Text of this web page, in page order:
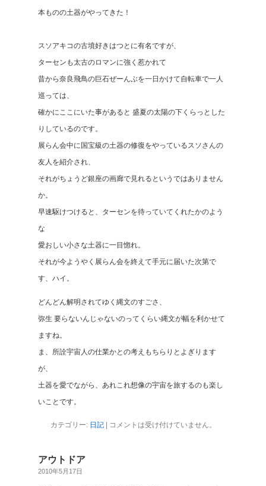
本ものの土器がやってきた！
スソアキコの古墳好きはつとに有名ですが、
ターセンも太古のロマンに強く惹かれて
昔から奈良飛鳥の巨石ぜーんぶを一日かけて自転車で一人
巡っては、
確かにここにいた事があると 盛夏の太陽の下くらっとした
りしているのです。
展らん会中に国宝級の土器の修復をやっているスソさんの
友人を紹介され、
それがちょうど銀座の画廊で見れるというではありません
か。
早速駆けつけると、ターセンを待っていてくれたかのよう
な
愛おしい小さな土器に一目惚れ。
それが今ようやく展らん会を終えて手元に届いた次第で
す、ハイ。
どんどん解明されてゆく縄文のすごさ、
弥生 要らないんじゃないのってくらい縄文が幅を利かせて
ますね。
ま、所詮宇宙人の仕業かとの考えもちらりとよぎります
が、
土器を愛でながら、あれこれ想像の宇宙を旅するのも楽し
いことです。
カテゴリー: 日記| コメントは受け付けていません。
アウトドア
2010年5月17日